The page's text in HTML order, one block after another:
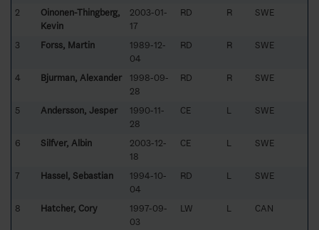
2
Oinonen-Thingberg,
Kevin
2003-01-
17
RD R SWE
3 Forss, Martin
1989-12-
04
RD R SWE
4 Bjurman, Alexander
1998-09-
28
RD R SWE
5 Andersson, Jesper
1990-11-
28
CE L SWE
6 Silfver, Albin
2003-12-
18
CE L SWE
7 Hassel, Sebastian
1994-10-
04
RD L SWE
8 Hatcher, Cory
1997-09-
03
LW L CAN